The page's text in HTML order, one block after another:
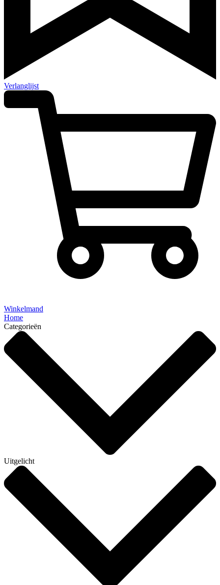
Verlanglijst
Winkelmand
Home
Categorieën
Uitgelicht